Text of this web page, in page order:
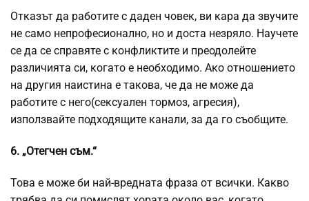
Отказът да работите с даден човек, ви кара да звучите
не само непрофесионално, но и доста незряло. Научете
се да се справяте с конфликтите и преодолейте
различията си, когато е необходимо. Ако отношението
на другия наистина е такова, че да не може да
работите с него(сексуален тормоз, агресия),
използвайте подходящите канали, за да го съобщите.
6. „Отегчен съм.“
Това е може би най-вредната фраза от всички. Какво